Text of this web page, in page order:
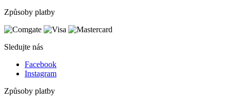
Způsoby platby
Sledujte nás
Facebook
Instagram
Způsoby platby